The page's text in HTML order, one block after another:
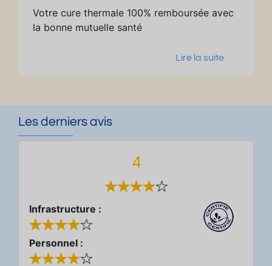
Votre cure thermale 100% remboursée avec
la bonne mutuelle santé
Lire la suite
Les derniers avis
4
Infrastructure :
Personnel :